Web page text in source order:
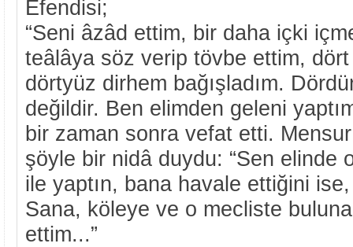
Efendisi;
“Seni âzâd ettim, bir daha içki
teâlâya söz verip tövbe ettim,
dörtyüz dirhem bağışladım.
değildir. Ben elimden geleni
bir zaman sonra vefat etti.
şöyle bir nidâ duydu: “Sen elinde
ile yaptın, bana havale ettiğini
Sana, köleye ve o mecliste
ettim...”